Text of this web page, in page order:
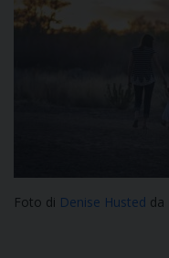
Foto di Denise Husted da